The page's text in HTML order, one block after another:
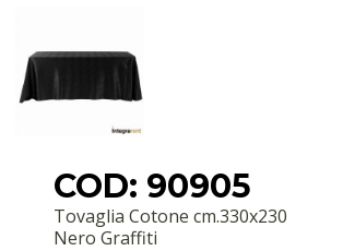
COD: 90905
Tovaglia Cotone cm.330x230
Nero Graffiti